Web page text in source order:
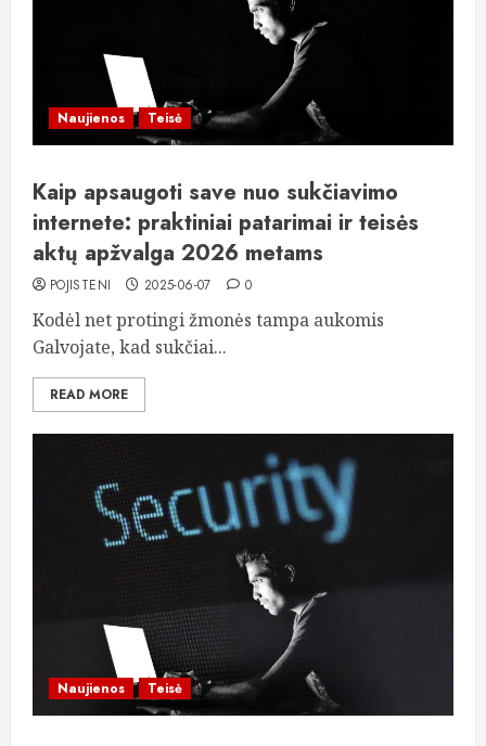
Naujienos Teisė
Kaip apsaugoti save nuo sukčiavimo
internete: praktiniai patarimai ir teisės
aktų apžvalga 2026 metams
POJISTENI 2025-06-07 0
Kodėl net protingi žmonės tampa aukomis
Galvojate, kad sukčiai...
READ MORE
Naujienos Teisė